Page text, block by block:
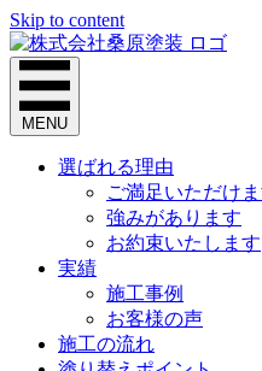
Skip to content
MENU
選ばれる理由
ご満足いただけ
強みがあります
お約束いたします
実績
施工事例
お客様の声
施工の流れ